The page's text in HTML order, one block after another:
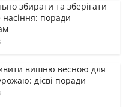
збирати та зберігати
насіння: поради
вишню весною для
дієві поради